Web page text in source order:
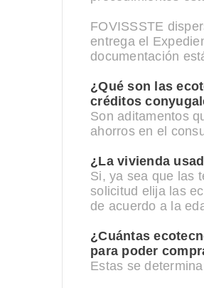
FOVISSSTE
entrega el
documentación
¿Qué son las
créditos
Son aditamentos
ahorros en el
¿La vivienda
Si, ya sea que las
solicitud elija las
de acuerdo a la
¿Cuántas
para poder
Estas se